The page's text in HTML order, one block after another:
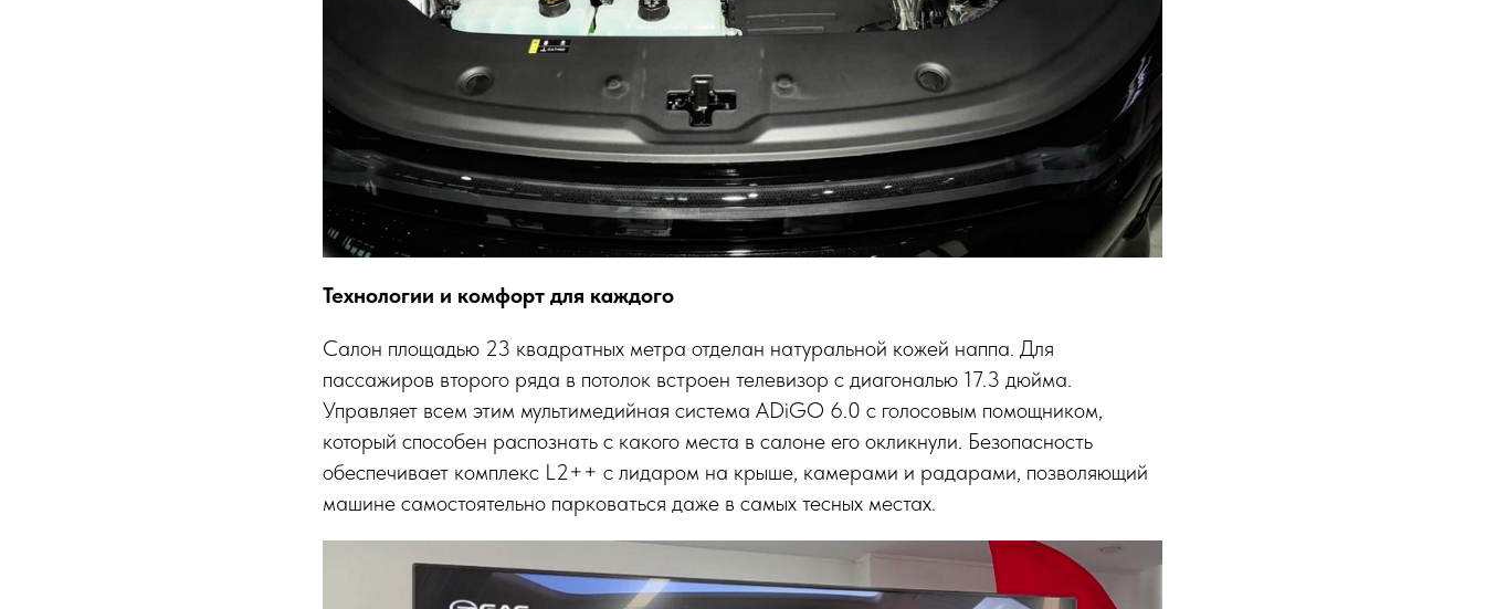
Технологии и комфорт для каждого
Салон площадью 23 квадратных метра отделан натуральной кожей наппа. Для
пассажиров второго ряда в потолок встроен телевизор с диагональю 17.3 дюйма.
Управляет всем этим мультимедийная система ADiGO 6.0 с голосовым помощником,
который способен распознать с какого места в салоне его окликнули. Безопасность
обеспечивает комплекс L2++ с лидаром на крыше, камерами и радарами, позволяющий
машине самостоятельно парковаться даже в самых тесных местах.